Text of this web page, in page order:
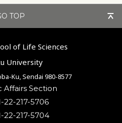
TOP
of Life Sciences
University
Ku, Sendai 980-8577
Affairs Section
22-217-5706
22-217-5704